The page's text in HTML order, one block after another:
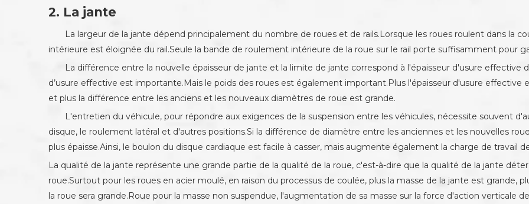
2. La jante
La largeur de la jante dépend principalement du nombre de roues et de rails.Lorsque les roues roulent dans la
intérieure est éloignée du rail.Seule la bande de roulement intérieure de la roue sur le rail porte suffisamment pour
La différence entre la nouvelle épaisseur de jante et la limite de jante correspond à l'épaisseur d'usure effective
d’usure effective est importante.Mais le poids des roues est également important.Plus l'épaisseur d'usure effective
et plus la différence entre les anciens et les nouveaux diamètres de roue est grande.
L'entretien du véhicule, pour répondre aux exigences de la suspension entre les véhicules, nécessite souvent
disque, le roulement latéral et d'autres positions.Si la différence de diamètre entre les anciennes et les nouvelles
plus épaisse.Ainsi, le boulon du disque cardiaque est facile à casser, mais augmente également la charge de travail
La qualité de la jante représente une grande partie de la qualité de la roue, c'est-à-dire que la qualité de la jante
roue.Surtout pour les roues en acier moulé, en raison du processus de coulée, plus la masse de la jante est grande,
la roue sera grande.Roue pour la masse non suspendue, l'augmentation de sa masse sur la force d'action verticale